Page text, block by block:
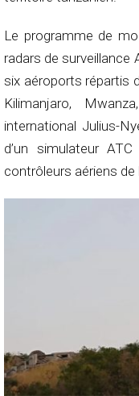
Le programme de
radars de surveillance
six aéroports répartis
Kilimanjaro,
international Julius-
d’un simulateur
contrôleurs aériens de